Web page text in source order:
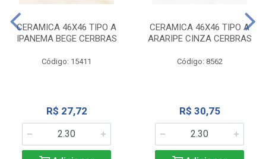
CERAMICA 46X46 TIPO A
IPANEMA BEGE CERBRAS
Código: 15411
R$ 27,72
CERAMICA 46X46 TIPO A
ARARIPE CINZA CERBRAS
Código: 8562
R$ 30,75